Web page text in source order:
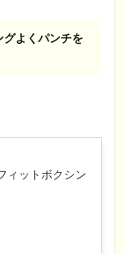
グよくパンチを
ィットボクシン